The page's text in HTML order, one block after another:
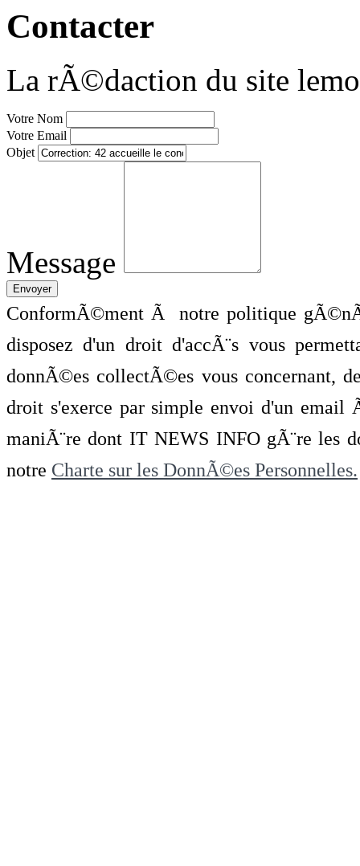
Contacter
La rÃ©daction du site
Votre Nom
Votre Email
Objet
Message
ConformÃ©ment Ã notre politique
disposez d'un droit d'accÃ¨s vous
donnÃ©es collectÃ©es vous concernant,
droit s'exerce par simple envoi d'un
maniÃ¨re dont IT NEWS INFO gÃ¨re les
notre Charte sur les DonnÃ©es Personnelles.